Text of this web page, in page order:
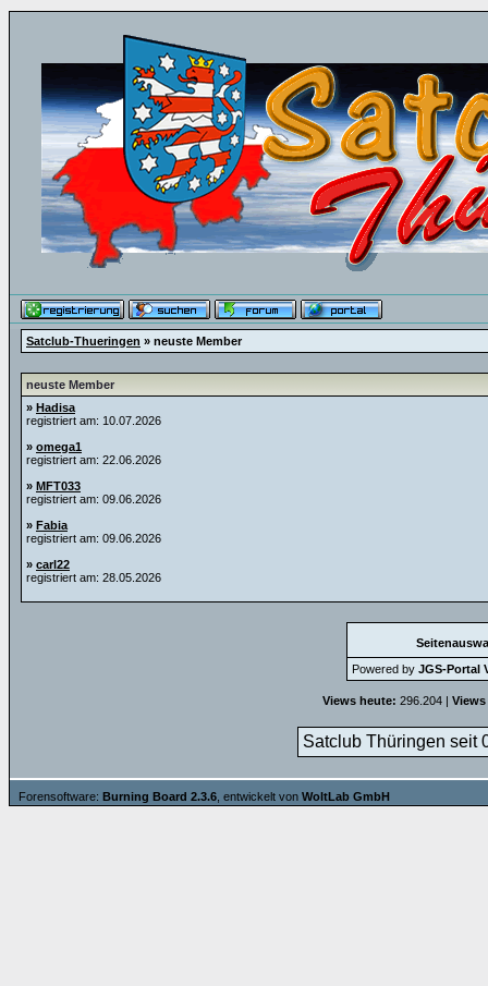
Satclub-Thueringen » neuste Member
neuste Member
» Hadisa
registriert am: 10.07.2026
» omega1
registriert am: 22.06.2026
» MFT033
registriert am: 09.06.2026
» Fabia
registriert am: 09.06.2026
» carl22
registriert am: 28.05.2026
Powered by JGS-Portal
Views heute: 296.204 |
Satclub Thüringen seit
Forensoftware: Burning Board 2.3.6 , entwickelt von WoltLab GmbH